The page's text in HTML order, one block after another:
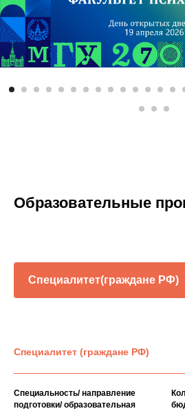
Образовательные
Специалитет (граждане РФ)
Специальность/ направление
подготовки/ образовательная